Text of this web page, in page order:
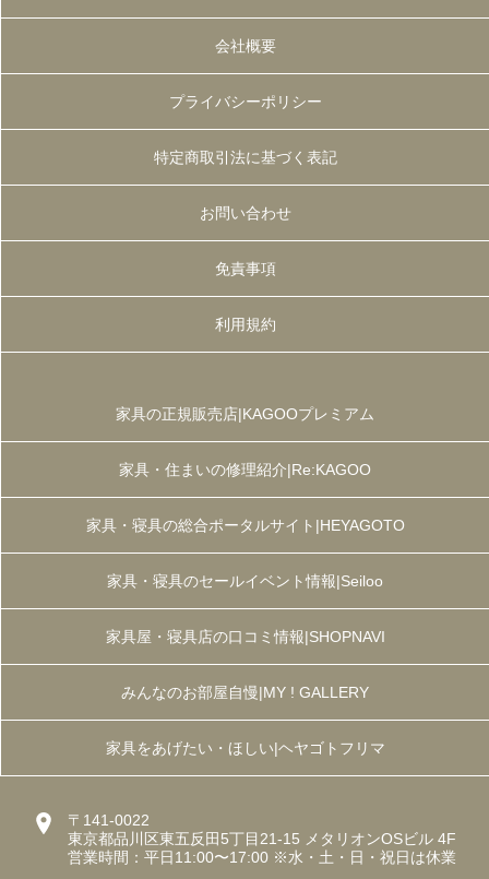
会社概要
プライバシーポリシー
特定商取引法に基づく表記
お問い合わせ
免責事項
利用規約
家具の正規販売店|KAGOOプレミアム
家具・住まいの修理紹介|Re:KAGOO
家具・寝具の総合ポータルサイト|HEYAGOTO
家具・寝具のセールイベント情報|Seiloo
家具屋・寝具店の口コミ情報|SHOPNAVI
みんなのお部屋自慢|MY ! GALLERY
家具をあげたい・ほしい|ヘヤゴトフリマ
〒141-0022
東京都品川区東五反田5丁目21-15 メタリオンOSビル 4F
営業時間：平日11:00〜17:00 ※水・土・日・祝日は休業